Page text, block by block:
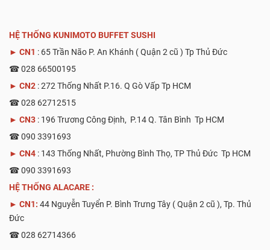
HỆ THỐNG KUNIMOTO BUFFET SUSHI
► CN1 : 65 Trần Não P. An Khánh ( Quận 2 cũ ) Tp Thủ Đức
☎ 028 66500195
► CN2 : 272 Thống Nhất P.16. Q Gò Vấp Tp HCM
☎ 028 62712515
► CN3 : 196 Trương Công Định, P.14 Q. Tân Bình Tp HCM
☎ 090 3391693
► CN4 : 143 Thống Nhất, Phường Bình Thọ, TP Thủ Đức Tp HCM
☎ 090 3391693
HỆ THỐNG ALACARE :
► CN1: 44 Nguyễn Tuyển P. Bình Trưng Tây ( Quận 2 cũ ), Tp. Thủ
Đức
☎ 028 62714366